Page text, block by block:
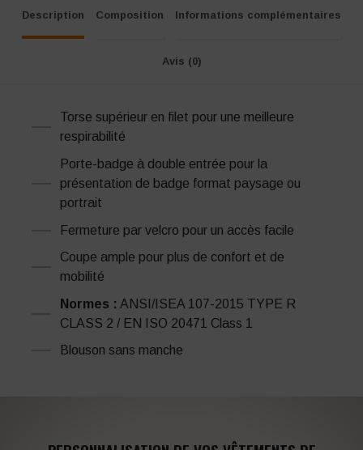
Description Composition Informations complémentaires
Avis (0)
Torse supérieur en filet pour une meilleure
respirabilité
Porte-badge à double entrée pour la
présentation de badge format paysage ou
portrait
Fermeture par velcro pour un accès facile
Coupe ample pour plus de confort et de
mobilité
Normes : ANSI/ISEA 107-2015 TYPE R
CLASS 2 / EN ISO 20471 Class 1
Blouson sans manche